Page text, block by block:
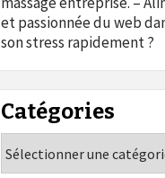
et passionnée du web
son stress rapidement ?
Catégories